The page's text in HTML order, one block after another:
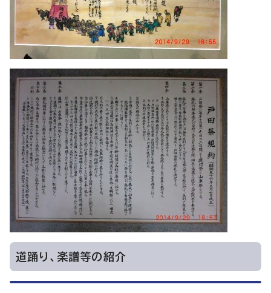
道踊り、楽譜等の紹介